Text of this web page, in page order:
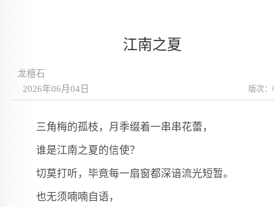
江南之夏
龙檀石
版次：
2026年06月04日
三角梅的孤枝，月季缀着一串串花蕾，
谁是江南之夏的信使？
切莫打听，毕竟每一扇窗都深谙流光短暂。
也无须喃喃自语，